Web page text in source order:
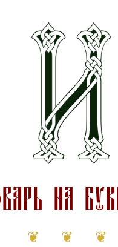
на
❦ ❦ ❦